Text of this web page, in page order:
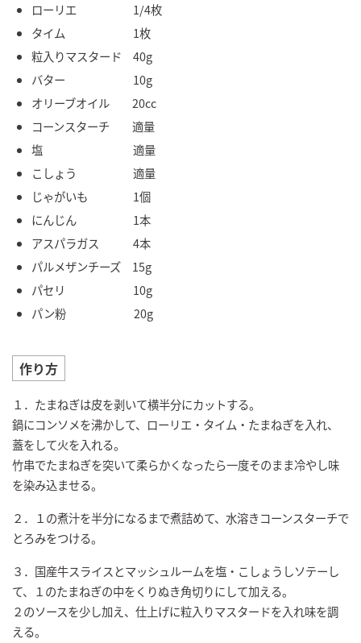
ローリエ 1/4枚
タイム 1枚
粒入りマスタード 40g
バター 10g
オリーブオイル 20cc
コーンスターチ 適量
塩 適量
こしょう 適量
じゃがいも 1個
にんじん 1本
アスパラガス 4本
パルメザンチーズ 15g
パセリ 10g
パン粉 20g
作り方
１．たまねぎは皮を剥いて横半分にカットする。
鍋にコンソメを沸かして、ローリエ・タイム・たまねぎを入れ、
蓋をして火を入れる。
竹串でたまねぎを突いて柔らかくなったら一度そのまま冷やし味
を染み込ませる。
２．１の煮汁を半分になるまで煮詰めて、水溶きコーンスターチで
とろみをつける。
３．国産牛スライスとマッシュルームを塩・こしょうしソテーし
て、１のたまねぎの中をくりぬき角切りにして加える。
２のソースを少し加え、仕上げに粒入りマスタードを入れ味を調
える。